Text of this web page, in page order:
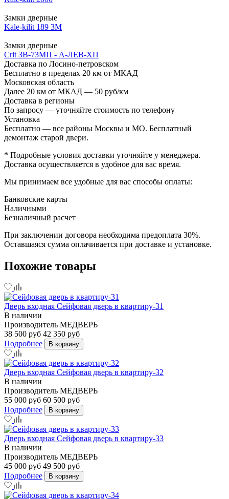
Замки дверные
Kale-kilit 189 3M
Замки дверные
Crit 3В-73МП - А-ЛЕВ-ХП
Доставка по Лосино-петровском
Бесплатно в пределах 20 км от МКАД
Московская область
Далее 20 км от МКАД — 50 руб/км
Доставка в регионы
По запросу — уточняйте стоимость по телефону
Установка
Бесплатно — все районы Москвы и МО. Бесплатный
демонтаж старой двери.
* Подробные условия доставки уточняйте у менеджера.
Доставка осуществляется в удобное для вас время.
Мы принимаем все удобные для вас способы оплаты:
Банковские карты
Наличными
Безналичный расчет
При заключении договора необходима предоплата 30%.
Оставшаяся сумма оплачивается при доставке и установке.
Похожие товары
Дверь входная Сейфовая дверь в квартиру-31
В наличии
Производитель МЕДВЕРЬ
38 500 руб 42 350 руб
Подробнее
В корзину
Дверь входная Сейфовая дверь в квартиру-32
В наличии
Производитель МЕДВЕРЬ
55 000 руб 60 500 руб
Подробнее
В корзину
Дверь входная Сейфовая дверь в квартиру-33
В наличии
Производитель МЕДВЕРЬ
45 000 руб 49 500 руб
Подробнее
В корзину